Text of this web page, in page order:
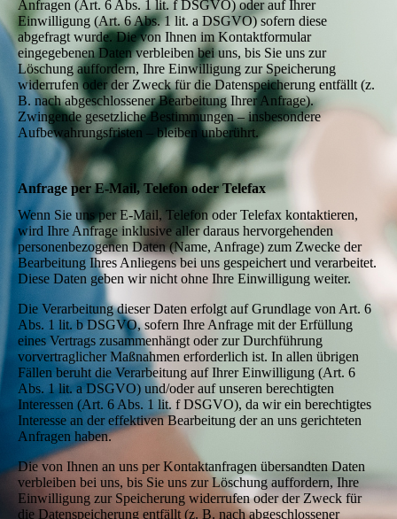
Anfragen (Art. 6 Abs. 1 lit. f DSGVO) oder auf Ihrer
Einwilligung (Art. 6 Abs. 1 lit. a DSGVO) sofern diese
abgefragt wurde. Die von Ihnen im Kontaktformular
eingegebenen Daten verbleiben bei uns, bis Sie uns zur
Löschung auffordern, Ihre Einwilligung zur Speicherung
widerrufen oder der Zweck für die Datenspeicherung entfällt (z.
B. nach abgeschlossener Bearbeitung Ihrer Anfrage).
Zwingende gesetzliche Bestimmungen – insbesondere
Aufbewahrungsfristen – bleiben unberührt.
Anfrage per E-Mail, Telefon oder Telefax
Wenn Sie uns per E-Mail, Telefon oder Telefax kontaktieren,
wird Ihre Anfrage inklusive aller daraus hervorgehenden
personenbezogenen Daten (Name, Anfrage) zum Zwecke der
Bearbeitung Ihres Anliegens bei uns gespeichert und verarbeitet.
Diese Daten geben wir nicht ohne Ihre Einwilligung weiter.
Die Verarbeitung dieser Daten erfolgt auf Grundlage von Art. 6
Abs. 1 lit. b DSGVO, sofern Ihre Anfrage mit der Erfüllung
eines Vertrags zusammenhängt oder zur Durchführung
vorvertraglicher Maßnahmen erforderlich ist. In allen übrigen
Fällen beruht die Verarbeitung auf Ihrer Einwilligung (Art. 6
Abs. 1 lit. a DSGVO) und/oder auf unseren berechtigten
Interessen (Art. 6 Abs. 1 lit. f DSGVO), da wir ein berechtigtes
Interesse an der effektiven Bearbeitung der an uns gerichteten
Anfragen haben.
Die von Ihnen an uns per Kontaktanfragen übersandten Daten
verbleiben bei uns, bis Sie uns zur Löschung auffordern, Ihre
Einwilligung zur Speicherung widerrufen oder der Zweck für
die Datenspeicherung entfällt (z. B. nach abgeschlossener